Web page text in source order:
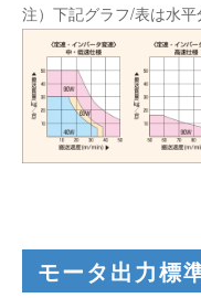
注）下記グラフ/表は水平
モータ出力標